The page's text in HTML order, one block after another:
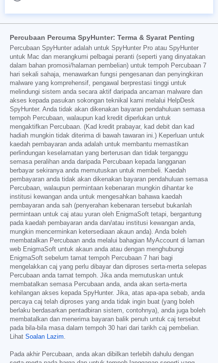
Percubaan Percuma SpyHunter: Terma & Syarat Penting
Percubaan SpyHunter adalah untuk SpyHunter Pro atau SpyHunter
untuk Mac dan merangkumi pelbagai peranti (seperti yang dinyatakan
dalam bahan promosi/halaman pembelian) untuk tempoh Percubaan 7
hari sekali sahaja, menawarkan fungsi pengesanan dan penyingkiran
malware yang komprehensif, pengawal berprestasi tinggi untuk
melindungi sistem anda secara aktif daripada ancaman malware dan
akses kepada pasukan sokongan teknikal kami melalui HelpDesk
SpyHunter. Anda tidak akan dikenakan bayaran pendahuluan semasa
tempoh Percubaan, walaupun kad kredit diperlukan untuk
mengaktifkan Percubaan. (Kad kredit prabayar, kad debit dan kad
hadiah mungkin tidak diterima di bawah tawaran ini.) Keperluan untuk
kaedah pembayaran anda adalah untuk membantu memastikan
perlindungan keselamatan yang berterusan dan tidak terganggu
semasa peralihan anda daripada Percubaan kepada langganan
berbayar sekiranya anda memutuskan untuk membeli. Kaedah
pembayaran anda tidak akan dikenakan bayaran pendahuluan semasa
Percubaan, walaupun permintaan kebenaran mungkin dihantar ke
institusi kewangan anda untuk mengesahkan bahawa kaedah
pembayaran anda sah (penyerahan kebenaran tersebut bukanlah
permintaan untuk caj atau yuran oleh EnigmaSoft tetapi, bergantung
pada kaedah pembayaran anda dan/atau institusi kewangan anda,
mungkin mencerminkan ketersediaan akaun anda). Anda boleh
membatalkan Percubaan anda melalui bahagian MyAccount di laman
web EnigmaSoft untuk akaun anda atau dengan menghubungi
EnigmaSoft sebelum tamat tempoh Percubaan 7 hari bagi
mengelakkan caj yang perlu dibayar dan diproses serta-merta selepas
Percubaan anda tamat tempoh. Jika anda memutuskan untuk
membatalkan semasa Percubaan anda, anda akan serta-merta
kehilangan akses kepada SpyHunter. Jika, atas apa-apa sebab, anda
percaya caj telah diproses yang anda tidak ingin buat (yang boleh
berlaku berdasarkan pentadbiran sistem, contohnya), anda juga boleh
membatalkan dan menerima bayaran balik penuh untuk caj tersebut
pada bila-bila masa dalam tempoh 30 hari dari tarikh caj pembelian.
Lihat Soalan Lazim.
Pada akhir Percubaan, anda akan dibilkan terlebih dahulu dengan